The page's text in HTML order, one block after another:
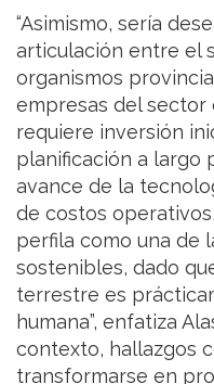
“Asimismo, sería
articulación entre el
organismos
empresas del sector
requiere inversión
planificación a largo
avance de la
de costos
perfila como una de
sostenibles, dado
terrestre es
humana”, enfatiza
contexto, hallazgos
transformarse en